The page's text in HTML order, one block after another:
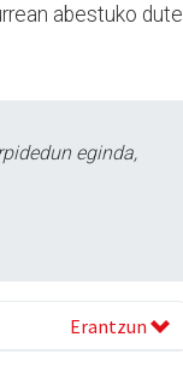
abestuko dute.
eginda,
Erantzun